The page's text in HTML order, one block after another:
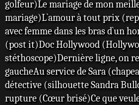
golfeur)Le mariage de mon
mariage)L`amour à tout prix
avec femme dans les bras d`un
(post it)Doc Hollywood
stéthoscope)Dernière ligne, on
gaucheAu service de Sara
détective (silhouette Sandra
rupture (Cœur brisé)Ce que